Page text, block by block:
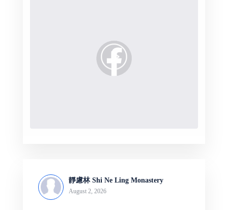
靜慮林 Shi Ne Ling Monastery
August 2, 2026